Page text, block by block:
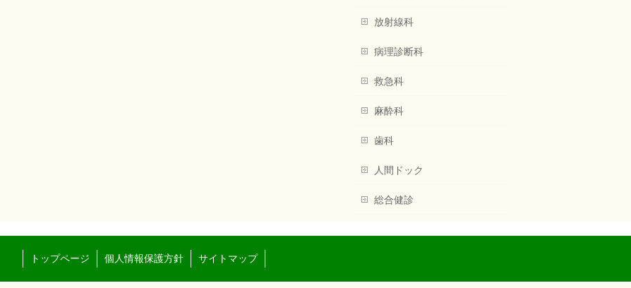
放射線科
病理診断科
救急科
麻酔科
歯科
人間ドック
総合健診
トップページ 個人情報保護方針 サイトマップ